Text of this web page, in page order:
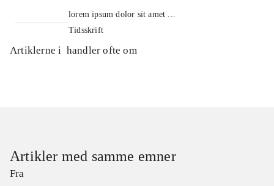
lorem ipsum dolor sit amet ...
Tidsskrift
Artiklerne i handler ofte om
Artikler med samme emner
Fra